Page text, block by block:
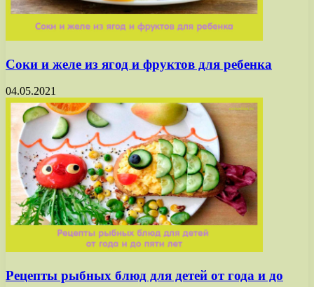
Соки и желе из ягод и фруктов для ребенка
04.05.2021
Рецепты рыбных блюд для детей от года и до